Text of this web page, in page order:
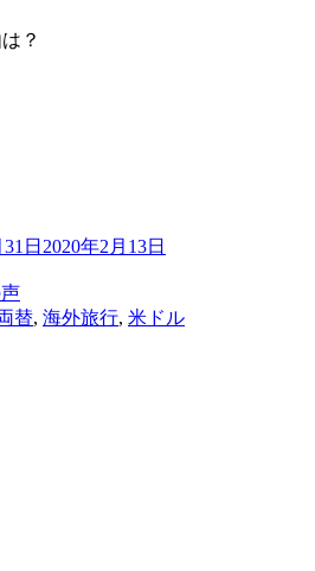
？
日 2020年2月13日
替, 海外旅行, 米ドル